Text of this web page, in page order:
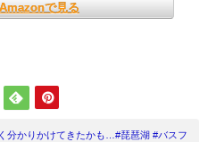
Amazonで見る
分かりかけてきたかも…#琵琶湖 #バスフ